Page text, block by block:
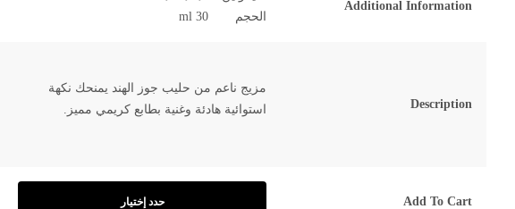
Additional Information
الحجم
30 ml
Description
مزيج ناعم من حليب جوز الهند يمنحك نكهة
استوائية هادئة وغنية بطابع كريمي مميز.
Add To Cart حدد إختيار